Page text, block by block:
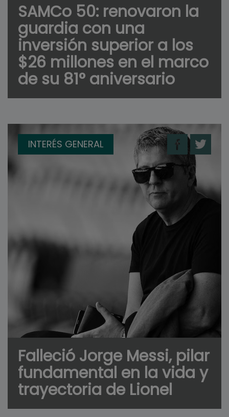
SAMCo 50: renovaron la
guardia con una
inversión superior a los
$26 millones en el marco
de su 81° aniversario
INTERÉS GENERAL
Falleció Jorge Messi, pilar
fundamental en la vida y
trayectoria de Lionel